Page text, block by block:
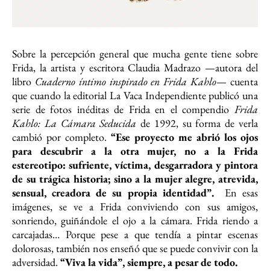
Sobre la percepción general que mucha gente tiene sobre
Frida, la artista y escritora Claudia Madrazo —autora del
libro Cuaderno íntimo inspirado en Frida Kahlo— cuenta
que cuando la editorial La Vaca Independiente publicó una
serie de fotos inéditas de Frida en el compendio Frida
Kahlo: La Cámara Seducida de 1992, su forma de verla
cambió por completo. “Ese proyecto me abrió los ojos
para descubrir a la otra mujer, no a la Frida
estereotipo: sufriente, víctima, desgarradora y pintora
de su trágica historia; sino a la mujer alegre, atrevida,
sensual, creadora de su propia identidad”.En esas
imágenes, se ve a Frida conviviendo con sus amigos,
sonriendo, guiñándole el ojo a la cámara. Frida riendo a
carcajadas… Porque pese a que tendía a pintar escenas
dolorosas, también nos enseñó que se puede convivir con la
adversidad. “Viva la vida”, siempre, a pesar de todo.